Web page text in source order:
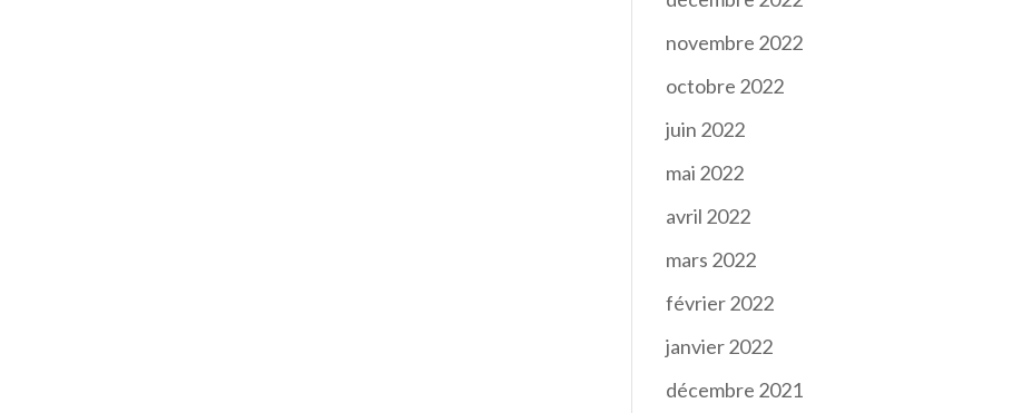
novembre 2022
octobre 2022
juin 2022
mai 2022
avril 2022
mars 2022
février 2022
janvier 2022
décembre 2021